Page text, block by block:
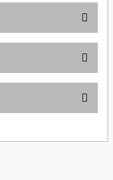
kullanarak tarafımıza